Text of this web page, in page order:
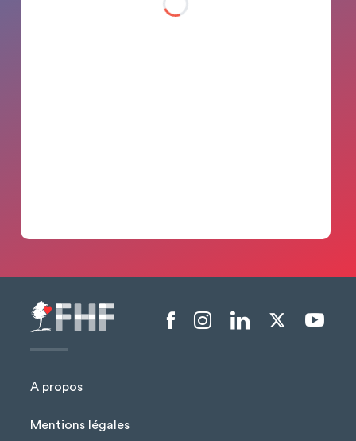
A propos
Mentions légales
Menu liens sociaux